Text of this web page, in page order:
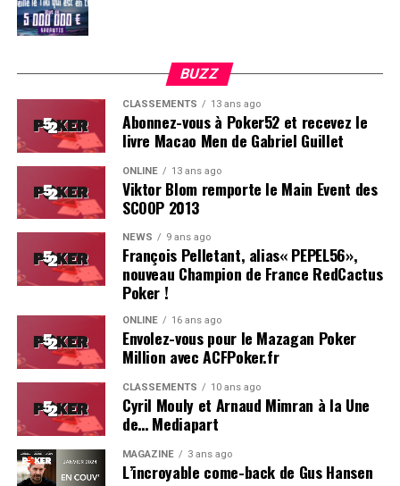
Soleau à gauche, sorti par Logghe au centre
BUZZ
CLASSEMENTS 13 ans ago
Abonnez-vous à Poker52 et recevez le
livre Macao Men de Gabriel Guillet
ONLINE 13 ans ago
Viktor Blom remporte le Main Event des
SCOOP 2013
NEWS 9 ans ago
François Pelletant, alias« PEPEL56»,
nouveau Champion de France RedCactus
Poker !
ONLINE 16 ans ago
Envolez-vous pour le Mazagan Poker
Million avec ACFPoker.fr
CLASSEMENTS 10 ans ago
Cyril Mouly et Arnaud Mimran à la Une
de… Mediapart
MAGAZINE 3 ans ago
L’incroyable come-back de Gus Hansen